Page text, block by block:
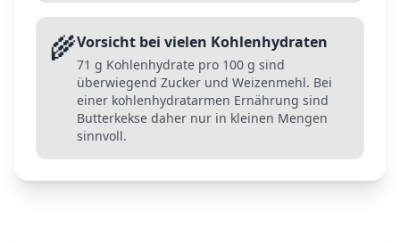
🌾Vorsicht bei vielen Kohlenhydraten
71 g Kohlenhydrate pro 100 g sind
überwiegend Zucker und Weizenmehl. Bei
einer kohlenhydratarmen Ernährung sind
Butterkekse daher nur in kleinen Mengen
sinnvoll.